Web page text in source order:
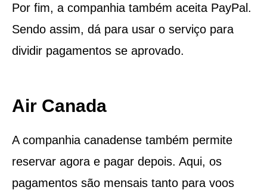
Por fim, a companhia também aceita PayPal.
Sendo assim, dá para usar o serviço para
dividir pagamentos se aprovado.
Air Canada
A companhia canadense também permite
reservar agora e pagar depois. Aqui, os
pagamentos são mensais tanto para voos